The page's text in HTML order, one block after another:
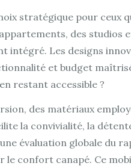
stratégique pour ceux
des studios
intégré. Les designs
et budget
restant accessible ?
des matériaux
la convivialité, la
évaluation globale du
le confort canapé. Ce